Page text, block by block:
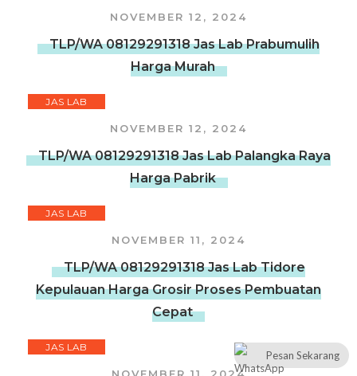
NOVEMBER 12, 2024
TLP/WA 08129291318 Jas Lab Prabumulih
Harga Murah
JAS LAB
NOVEMBER 12, 2024
TLP/WA 08129291318 Jas Lab Palangka Raya
Harga Pabrik
JAS LAB
NOVEMBER 11, 2024
TLP/WA 08129291318 Jas Lab Tidore
Kepulauan Harga Grosir Proses Pembuatan
Cepat
JAS LAB
Pesan Sekarang